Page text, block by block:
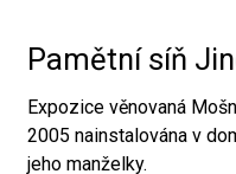
Pamětní síň
Expozice věnovaná
2005 nainstalována v
jeho manželky.